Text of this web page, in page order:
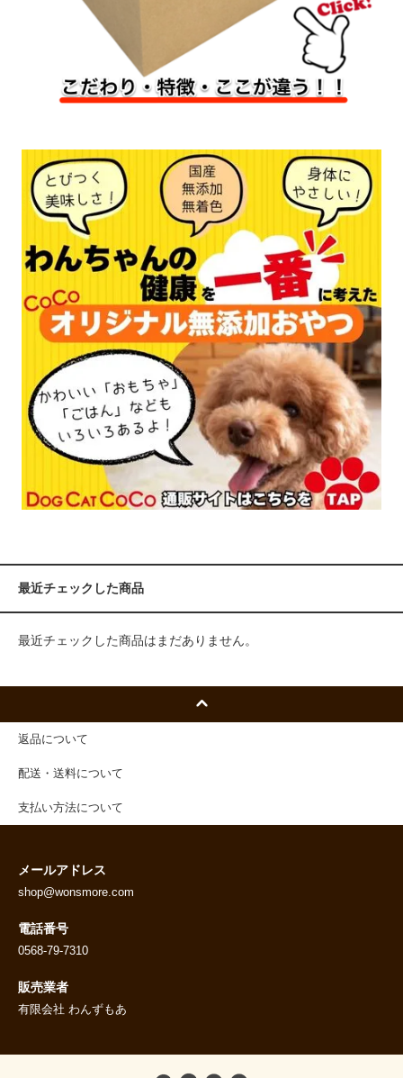
最近チェックした商品
最近チェックした商品はまだありません。
返品について
配送・送料について
支払い方法について
メールアドレス
shop@wonsmore.com
電話番号
0568-79-7310
販売業者
有限会社 わんずもあ